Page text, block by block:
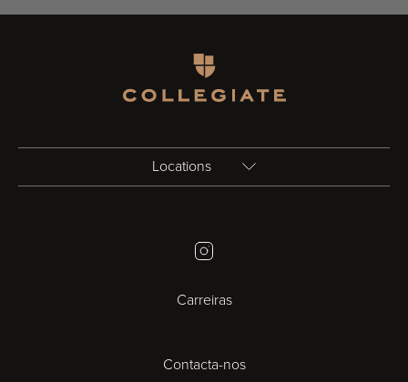
Locations
Bristol
Cambridge
Cardiff
Instagram
Carreiras
Contacta-nos